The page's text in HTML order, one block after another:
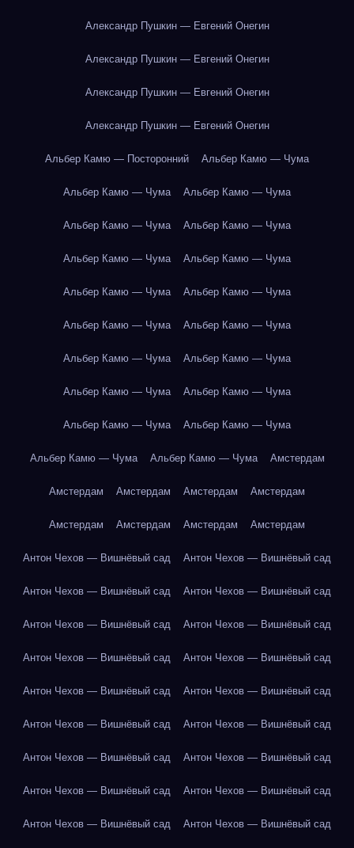
Александр Пушкин — Евгений Онегин
Александр Пушкин — Евгений Онегин
Александр Пушкин — Евгений Онегин
Александр Пушкин — Евгений Онегин
Альбер Камю — Посторонний Альбер Камю — Чума
Альбер Камю — Чума Альбер Камю — Чума
Альбер Камю — Чума Альбер Камю — Чума
Альбер Камю — Чума Альбер Камю — Чума
Альбер Камю — Чума Альбер Камю — Чума
Альбер Камю — Чума Альбер Камю — Чума
Альбер Камю — Чума Альбер Камю — Чума
Альбер Камю — Чума Альбер Камю — Чума
Альбер Камю — Чума Альбер Камю — Чума
Альбер Камю — Чума Альбер Камю — Чума Амстердам
Амстердам Амстердам Амстердам Амстердам
Амстердам Амстердам Амстердам Амстердам
Антон Чехов — Вишнёвый сад Антон Чехов — Вишнёвый сад
Антон Чехов — Вишнёвый сад Антон Чехов — Вишнёвый сад
Антон Чехов — Вишнёвый сад Антон Чехов — Вишнёвый сад
Антон Чехов — Вишнёвый сад Антон Чехов — Вишнёвый сад
Антон Чехов — Вишнёвый сад Антон Чехов — Вишнёвый сад
Антон Чехов — Вишнёвый сад Антон Чехов — Вишнёвый сад
Антон Чехов — Вишнёвый сад Антон Чехов — Вишнёвый сад
Антон Чехов — Вишнёвый сад Антон Чехов — Вишнёвый сад
Антон Чехов — Вишнёвый сад Антон Чехов — Вишнёвый сад